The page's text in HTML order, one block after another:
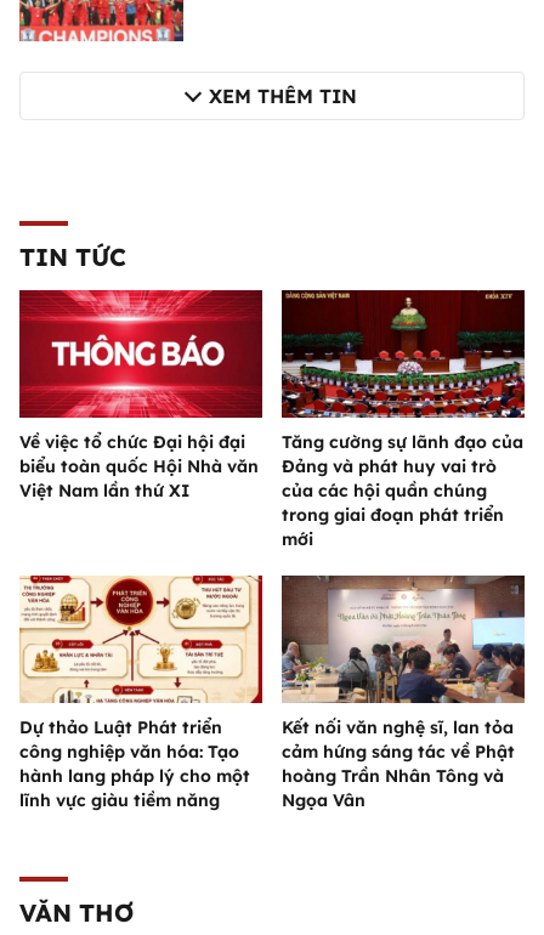
XEM THÊM TIN
TIN TỨC
Về việc tổ chức Đại hội đại
biểu toàn quốc Hội Nhà văn
Việt Nam lần thứ XI
Tăng cường sự lãnh đạo của
Đảng và phát huy vai trò
của các hội quần chúng
trong giai đoạn phát triển
mới
Dự thảo Luật Phát triển
công nghiệp văn hóa: Tạo
hành lang pháp lý cho một
lĩnh vực giàu tiềm năng
Kết nối văn nghệ sĩ, lan tỏa
cảm hứng sáng tác về Phật
hoàng Trần Nhân Tông và
Ngọa Vân
VĂN THƠ